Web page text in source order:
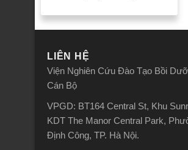
LIÊN HỆ
Viện Nghiên Cứu Đào Tạo Bồi
Cán Bộ
VPGD: BT164 Central St, Khu
KDT The Manor Central Park,
Định Công, TP. Hà Nội.